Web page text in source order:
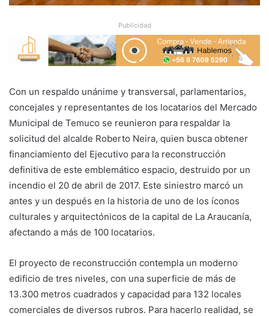
Publicidad
Con un respaldo unánime y transversal, parlamentarios,
concejales y representantes de los locatarios del Mercado
Municipal de Temuco se reunieron para respaldar la
solicitud del alcalde Roberto Neira, quien busca obtener
financiamiento del Ejecutivo para la reconstrucción
definitiva de este emblemático espacio, destruido por un
incendio el 20 de abril de 2017. Este siniestro marcó un
antes y un después en la historia de uno de los íconos
culturales y arquitectónicos de la capital de La Araucanía,
afectando a más de 100 locatarios.
El proyecto de reconstrucción contempla un moderno
edificio de tres niveles, con una superficie de más de
13.300 metros cuadrados y capacidad para 132 locales
comerciales de diversos rubros. Para hacerlo realidad, se